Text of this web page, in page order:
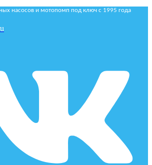
насосов и мотопомп под ключ с 1995 года